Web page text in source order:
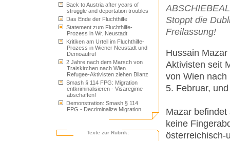
Back to Austria after years of
struggle and deportation troubles
Das Ende der Fluchthilfe
Statement zum Fluchthilfe-
Prozess in Wr. Neustadt
Kritiken am Urteil im Fluchthilfe-
Prozess in Wiener Neustadt und
Demoaufruf
2 Jahre nach dem Marsch von
Traiskirchen nach Wien.
Refugee-Aktivisten ziehen Bilanz
Smash § 114 FPG: Migration
entkriminalisieren - Visaregime
abschaffen!
Demonstration: Smash § 114
FPG - Decriminalize Migration
Texte zur Rubrik:
Stoppt die
Freilassung!
Hussain
Aktivisten seit
von Wien nach
5. Februar,
Mazar
keine
österreichisch-